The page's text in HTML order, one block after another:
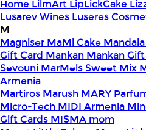
Home LilmArt LipLickCake
Lusarev Wines Luseres
M
Magniser MaMi Cake
Gift Card Mankan Mankan
Sevouni MarMels Sweet Mix
Armenia
Martiros Marush MARY
Micro-Tech MIDI Armenia
Gift Cards MISMA mom